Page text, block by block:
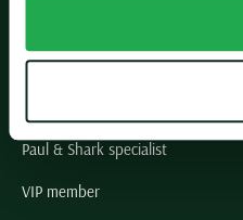
Schulte Herenmode
Paul & Shark specialist
VIP member